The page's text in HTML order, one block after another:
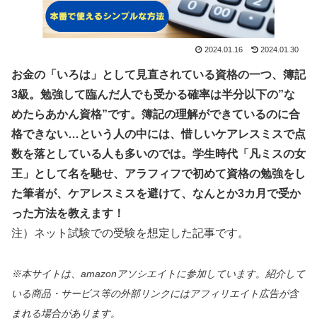
2024.01.16 2024.01.30
お金の「いろは」として見直されている資格の一つ、簿記
3級。勉強して臨んだ人でも受かる確率は半分以下の”な
めたらあかん資格”です。簿記の理解ができているのに合
格できない…という人の中には、惜しいケアレスミスで点
数を落としている人も多いのでは。学生時代「凡ミスの女
王」として名を馳せ、 アラフィフで初めて資格の勉強をし
た筆者が、ケアレスミスを避けて、なんとか3カ月で受か
った方法を教えます！
注）ネット試験での受験を想定した記事です。
※本サイトは、amazonアソシエイトに参加しています。紹介して
いる商品・サービス等の外部リンクにはアフィリエイト広告が含
まれる場合があります。